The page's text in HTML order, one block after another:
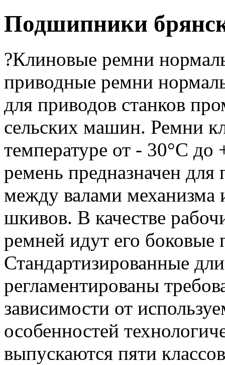
Подшипники
?Клиновые ремни
приводные ремни
для приводов станков
сельских машин. Ремни
температуре от - 30°C до
ремень предназначен
между валами
шкивов. В качестве
ремней идут его боковые
Стандартизированные
регламентированы
зависимости от
особенностей
выпускаются пяти